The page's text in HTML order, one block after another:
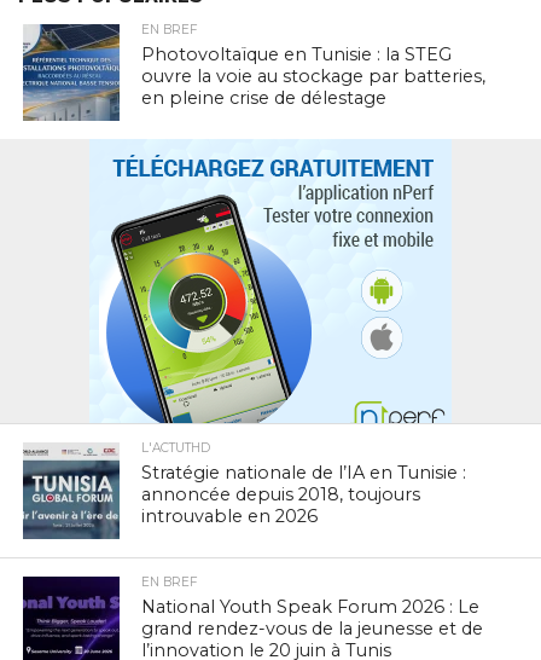
EN BREF
Photovoltaïque en Tunisie : la STEG
ouvre la voie au stockage par batteries,
en pleine crise de délestage
L'ACTUTHD
Stratégie nationale de l’IA en Tunisie :
annoncée depuis 2018, toujours
introuvable en 2026
EN BREF
National Youth Speak Forum 2026 : Le
grand rendez-vous de la jeunesse et de
l’innovation le 20 juin à Tunis